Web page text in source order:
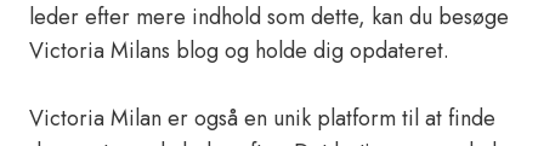
leder efter mere indhold som dette, kan du besøge
Victoria Milans blog og holde dig opdateret.
Victoria Milan er også en unik platform til at finde